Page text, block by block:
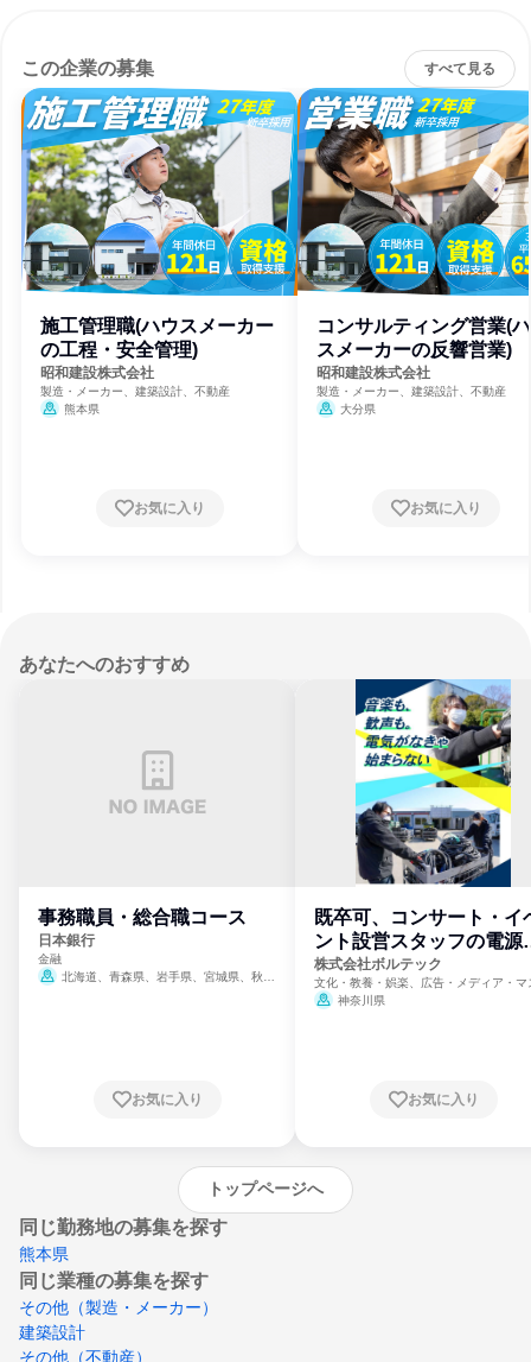
この企業の募集 すべて見る
施工管理職(ハウスメーカー
の工程・安全管理)
昭和建設株式会社
製造・メーカー、建築設計、不動産
熊本県
お気に入り
コンサルティング営業(
スメーカーの反響営業)
昭和建設株式会社
製造・メーカー、建築設計、不動産
大分県
お気に入り
あなたへのおすすめ
事務職員・総合職コース
日本銀行
金融
北海道、青森県、岩手県、宮城県、秋田
崎県、熊本県、大分県、宮崎県、鹿児島県、
お気に入り
既卒可、コンサート・イ
ント設営スタッフの電源
門
株式会社ボルテック
文化・教養・娯楽、広告・メディア・マ
ミ、電力・ガス・水道・エネルギー
神奈川県
お気に入り
トップページへ
同じ勤務地の募集を探す
熊本県
同じ業種の募集を探す
その他（製造・メーカー）
建築設計
その他（不動産）